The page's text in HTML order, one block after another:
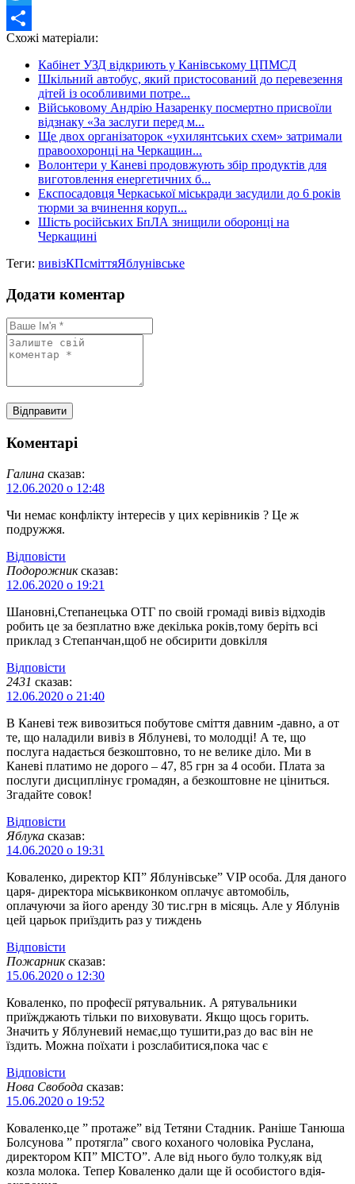
Twitter
Share
Схожі матеріали:
Кабінет УЗД відкриють у Канівському ЦПМСД
Шкільний автобус, який пристосований до перевезення
дітей із особливими потре...
Військовому Андрію Назаренку посмертно присвоїли
відзнаку «За заслуги перед м...
Ще двох організаторок «ухилянтських схем» затримали
правоохоронці на Черкащин...
Волонтери у Каневі продовжують збір продуктів для
виготовлення енергетичних б...
Експосадовця Черкаської міськради засудили до 6 років
тюрми за вчинення коруп...
Шість російських БпЛА знищили оборонці на
Черкащині
Теги: вивізКПсміттяЯблунівське
Додати коментар
Коментарі
Галина сказав:
12.06.2020 о 12:48
Чи немає конфлікту інтересів у цих керівників ? Це ж
подружжя.
Відповіcти
Подорожник сказав:
12.06.2020 о 19:21
Шановні,Степанецька ОТГ по своій громаді вивіз відходів
робить це за безплатно вже декілька років,тому беріть всі
приклад з Степанчан,щоб не обсирити довкілля
Відповіcти
2431 сказав:
12.06.2020 о 21:40
В Каневі теж вивозиться побутове сміття давним -давно, а от
те, що наладили вивіз в Яблуневі, то молодці! А те, що
послуга надається безкоштовно, то не велике діло. Ми в
Каневі платимо не дорого – 47, 85 грн за 4 особи. Плата за
послуги дисциплінує громадян, а безкоштовне не ціниться.
Згадайте совок!
Відповіcти
Яблука сказав:
14.06.2020 о 19:31
Коваленко, директор КП” Яблунівське” VIP особа. Для даного
царя- директора міськвиконком оплачує автомобіль,
оплачуючи за його аренду 30 тис.грн в місяць. Але у Яблунів
цей царьок приїздить раз у тиждень
Відповіcти
Пожарник сказав:
15.06.2020 о 12:30
Коваленко, по професії рятувальник. А рятувальники
приїжджають тільки по виховувати. Якщо щось горить.
Значить у Яблуневий немає,що тушити,раз до вас він не
їздить. Можна поїхати і розслабитися,пока час є
Відповіcти
Нова Свобода сказав:
15.06.2020 о 19:52
Коваленко,це ” протаже” від Тетяни Стадник. Раніше Танюша
Болсунова ” протягла” свого коханого чоловіка Руслана,
директором КП” МІСТО”. Але від нього було толку,як від
козла молока. Тепер Коваленко дали ще й особистого вдія-